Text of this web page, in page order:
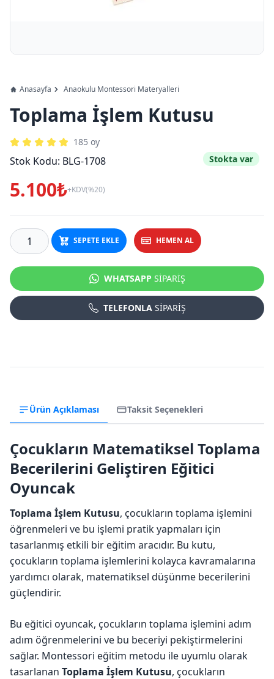
Anasayfa Anaokulu Montessori Materyalleri
Toplama İşlem Kutusu
185 oy
Stok Kodu: BLG-1708 Stokta var
5.100₺+KDV(%20)
SEPETE EKLE HEMEN AL
WHATSAPP SİPARİŞ
TELEFONLA SİPARİŞ
Ürün Açıklaması Taksit Seçenekleri
Çocukların Matematiksel Toplama
Becerilerini Geliştiren Eğitici
Oyuncak
Toplama İşlem Kutusu, çocukların toplama işlemini
öğrenmeleri ve bu işlemi pratik yapmaları için
tasarlanmış etkili bir eğitim aracıdır. Bu kutu,
çocukların toplama işlemlerini kolayca kavramalarına
yardımcı olarak, matematiksel düşünme becerilerini
güçlendirir.
Bu eğitici oyuncak, çocukların toplama işlemini adım
adım öğrenmelerini ve bu beceriyi pekiştirmelerini
sağlar. Montessori eğitim metodu ile uyumlu olarak
tasarlanan Toplama İşlem Kutusu, çocukların